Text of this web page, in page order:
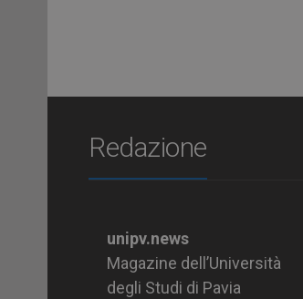
Redazione
unipv.news
Magazine dell’Università
degli Studi di Pavia